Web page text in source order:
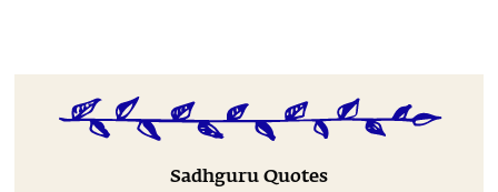
Sadhguru Quotes